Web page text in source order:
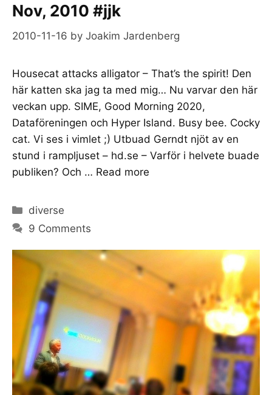
Nov, 2010 #jjk
2010-11-16 by Joakim Jardenberg
Housecat attacks alligator – That’s the spirit! Den
här katten ska jag ta med mig… Nu varvar den här
veckan upp. SIME, Good Morning 2020,
Dataföreningen och Hyper Island. Busy bee. Cocky
cat. Vi ses i vimlet ;) Utbuad Gerndt njöt av en
stund i rampljuset – hd.se – Varför i helvete buade
publiken? Och … Read more
Categories
diverse
9 Comments